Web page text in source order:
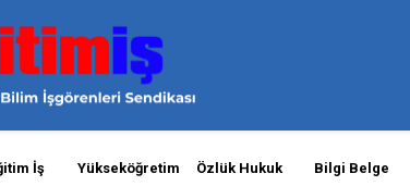
İş Yükseköğretim Özlük Hukuk Bilgi Belge